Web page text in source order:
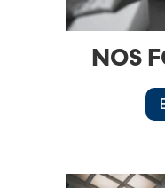
NOS